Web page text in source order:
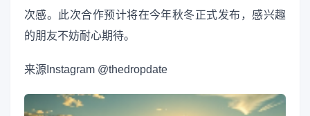
次感。此次合作预计将在今年秋冬正式发布，感兴趣
的朋友不妨耐心期待。
来源 Instagram @thedropdate